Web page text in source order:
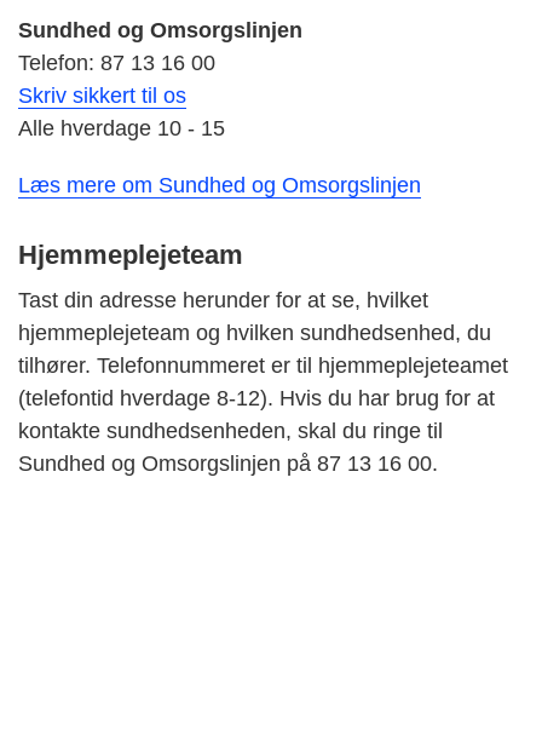
Sundhed og Omsorgslinjen
Telefon: 87 13 16 00
Skriv sikkert til os
Alle hverdage 10 - 15
Læs mere om Sundhed og Omsorgslinjen
Hjemmeplejeteam
Tast din adresse herunder for at se, hvilket
hjemmeplejeteam og hvilken sundhedsenhed, du
tilhører. Telefonnummeret er til hjemmeplejeteamet
(telefontid hverdage 8-12). Hvis du har brug for at
kontakte sundhedsenheden, skal du ringe til
Sundhed og Omsorgslinjen på 87 13 16 00.